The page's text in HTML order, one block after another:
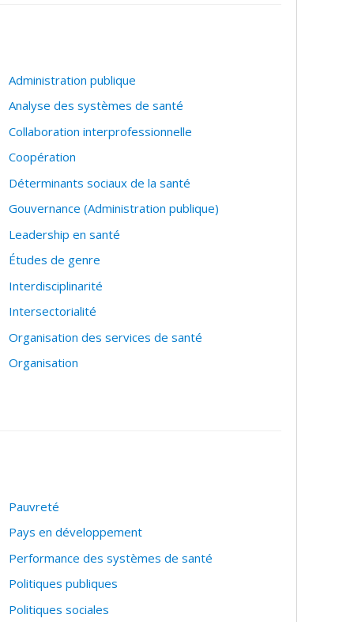
Administration publique
Analyse des systèmes de santé
Collaboration interprofessionnelle
Coopération
Déterminants sociaux de la santé
Gouvernance (Administration publique)
Leadership en santé
Études de genre
Interdisciplinarité
Intersectorialité
Organisation des services de santé
Organisation
Pauvreté
Pays en développement
Performance des systèmes de santé
Politiques publiques
Politiques sociales